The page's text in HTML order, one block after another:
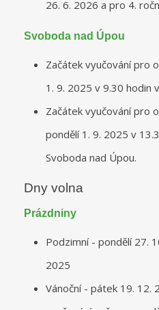
26. 6. 2026 a pro 4.
Svoboda nad Úpou
Začátek vyučování pro
1. 9. 2025 v 9.30 hodin
Začátek vyučování pro
pondělí 1. 9. 2025 v
Svoboda nad Úpou.
Dny volna
Prázdniny
Podzimní - pondělí 27.
2025
Vánoční - pátek 19. 12.